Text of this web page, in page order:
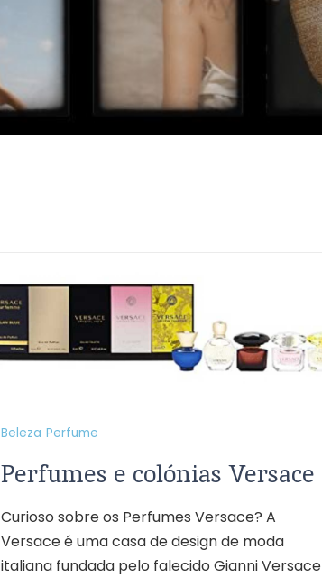
Beleza Perfume
Perfumes e colónias Versace
Curioso sobre os Perfumes Versace? A
Versace é uma casa de design de moda
italiana fundada pelo falecido Gianni Versace